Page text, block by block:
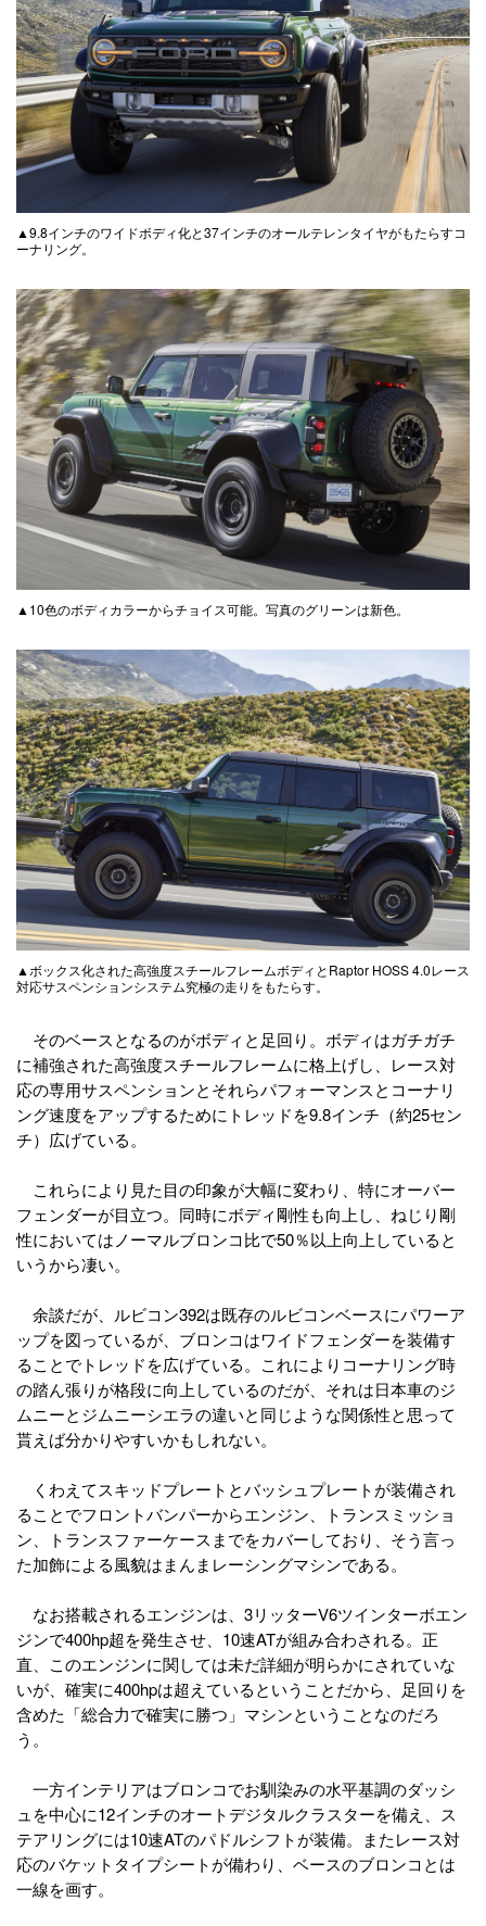
▲9.8インチのワイドボディ化と37インチのオールテレンタイヤがもたらすコ
ーナリング。
▲10色のボディカラーからチョイス可能。写真のグリーンは新色。
▲ボックス化された高強度スチールフレームボディとRaptor HOSS 4.0レース
対応サスペンションシステム究極の走りをもたらす。
そのベースとなるのがボディと足回り。ボディはガチガチ
に補強された高強度スチールフレームに格上げし、レース対
応の専用サスペンションとそれらパフォーマンスとコーナリ
ング速度をアップするためにトレッドを9.8インチ（約25セン
チ）広げている。
これらにより見た目の印象が大幅に変わり、特にオーバー
フェンダーが目立つ。同時にボディ剛性も向上し、ねじり剛
性においてはノーマルブロンコ比で50％以上向上していると
いうから凄い。
余談だが、ルビコン392は既存のルビコンベースにパワーア
ップを図っているが、ブロンコはワイドフェンダーを装備す
ることでトレッドを広げている。これによりコーナリング時
の踏ん張りが格段に向上しているのだが、それは日本車のジ
ムニーとジムニーシエラの違いと同じような関係性と思って
貰えば分かりやすいかもしれない。
くわえてスキッドプレートとバッシュプレートが装備され
ることでフロントバンパーからエンジン、トランスミッショ
ン、トランスファーケースまでをカバーしており、そう言っ
た加飾による風貌はまんまレーシングマシンである。
なお搭載されるエンジンは、3リッターV6ツインターボエン
ジンで400hp超を発生させ、10速ATが組み合わされる。正
直、このエンジンに関しては未だ詳細が明らかにされていな
いが、確実に400hpは超えているということだから、足回りを
含めた「総合力で確実に勝つ」マシンということなのだろ
う。
一方インテリアはブロンコでお馴染みの水平基調のダッシ
ュを中心に12インチのオートデジタルクラスターを備え、ス
テアリングには10速ATのパドルシフトが装備。またレース対
応のバケットタイプシートが備わり、ベースのブロンコとは
一線を画す。